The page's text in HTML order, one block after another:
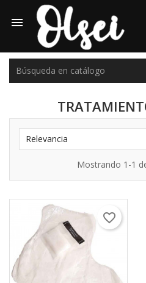

Relevancia
Mostrando 1-1
favorite_border